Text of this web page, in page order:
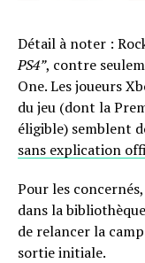
Détail à noter :
PS4”, contre
One. Les joueurs
du jeu (dont la
éligible) semblent
sans explication
Pour les
dans la
de relancer la
sortie initiale.